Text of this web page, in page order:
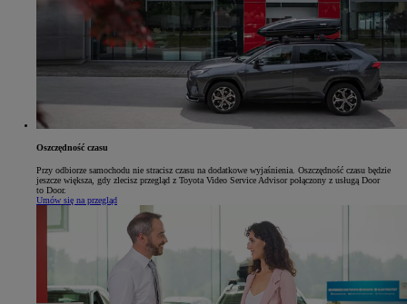
Oszczędność czasu
Przy odbiorze samochodu nie stracisz czasu na dodatkowe wyjaśnienia. Oszczędność czasu będzie
jeszcze większa, gdy zlecisz przegląd z Toyota Video Service Advisor połączony z usługą Door
to Door.
Umów się na przegląd